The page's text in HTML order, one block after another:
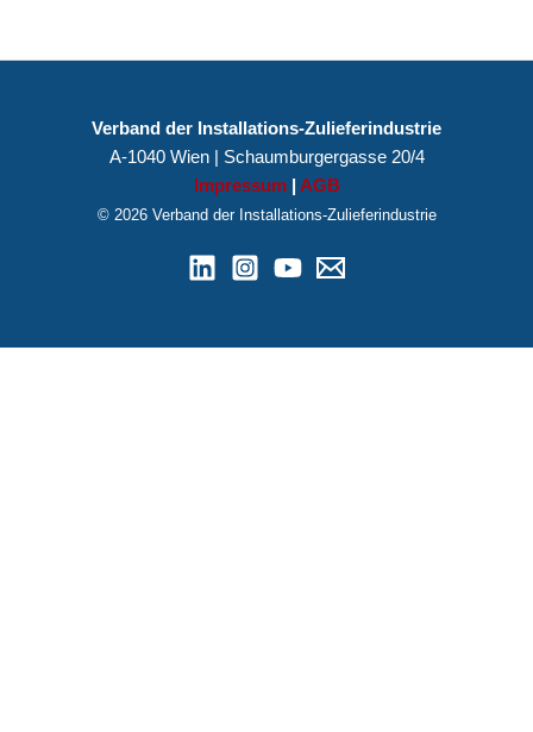
Verband der Installations-Zulieferindustrie
A-1040 Wien | Schaumburgergasse 20/4
Impressum
AGB
© 2026 Verband der Installations-Zulieferindustrie